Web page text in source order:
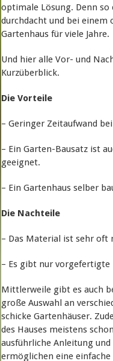
optimale Lösung. Denn so
durchdacht und bei einem
Gartenhaus für viele Jahre.
Und hier alle Vor- und
Kurzüberblick.
Die Vorteile
– Geringer Zeitaufwand
– Ein Garten-Bausatz ist
geeignet.
– Ein Gartenhaus selber
Die Nachteile
– Das Material ist sehr oft
– Es gibt nur vorgefertigte
Mittlerweile gibt es auch
große Auswahl an
schicke Gartenhäuser.
des Hauses meistens
ausführliche Anleitung
ermöglichen eine